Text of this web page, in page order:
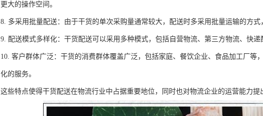
更大的操作空间。
8. 多采用批量配送：由于干货的单次采购量通常较大，配送时多采用批量运输的方
9. 配送模式多样化：干货配送可以采用多种模式，包括自营物流、第三方物流、快
10. 客户群体广泛：干货的消费群体覆盖广泛，包括家庭、餐饮企业、食品加工厂等
化的服务。
这些特点使得干货配送在物流行业中占据重要地位，同时也对物流企业的运营能力提